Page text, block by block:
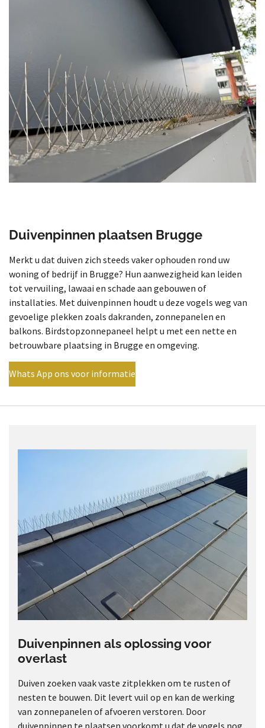
Duivenpinnen plaatsen Brugge
Merkt u dat duiven zich steeds vaker ophouden rond uw
woning of bedrijf in Brugge? Hun aanwezigheid kan leiden
tot vervuiling, lawaai en schade aan gebouwen of
installaties. Met duivenpinnen houdt u deze vogels weg van
gevoelige plekken zoals dakranden, zonnepanelen en
balkons. Birdstopzonnepaneel helpt u met een nette en
betrouwbare plaatsing in Brugge en omgeving.
Whats App ons voor informatie
Duivenpinnen als oplossing voor
overlast
Duiven zoeken vaak vaste zitplekken om te rusten of
nesten te bouwen. Dit levert vuil op en kan de werking
van zonnepanelen of afvoeren verstoren. Door
duivenpinnen te plaatsen voorkomt u dat de vogels nog